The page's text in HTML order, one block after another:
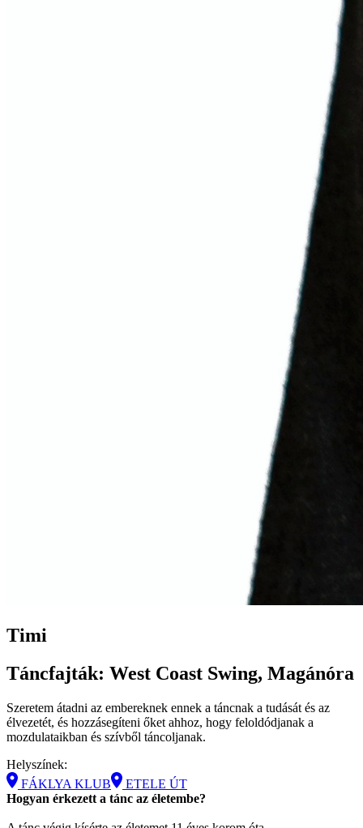
Timi
Táncfajták: West Coast Swing, Magánóra
Szeretem átadni az embereknek ennek a táncnak a tudását és az
élvezetét, és hozzásegíteni őket ahhoz, hogy feloldódjanak a
mozdulataikban és szívből táncoljanak.
Helyszínek:
FÁKLYA KLUB
ETELE ÚT
Hogyan érkezett a tánc az életembe?